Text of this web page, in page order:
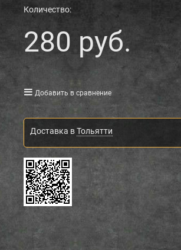
Количество:
280 руб.
Добавить в сравнение
Доставка вТольятти